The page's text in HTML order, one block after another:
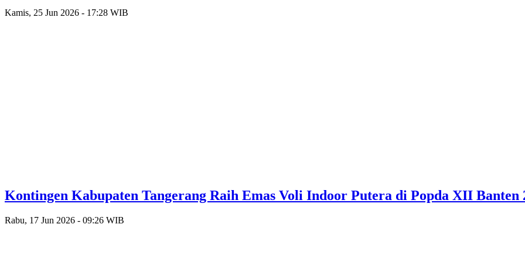
Kamis, 25 Jun 2026 - 17:28 WIB
Kontingen Kabupaten Tangerang Raih Emas Voli Indoor Putera di Popda XII Banten
Rabu, 17 Jun 2026 - 09:26 WIB